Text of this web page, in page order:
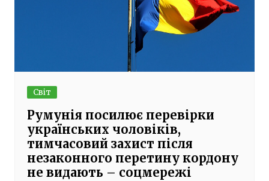
Світ
Румунія посилює перевірки
українських чоловіків,
тимчасовий захист після
незаконного перетину кордону
не видають – соцмережі